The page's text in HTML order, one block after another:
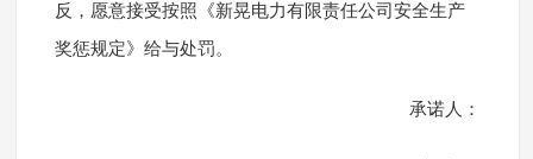
反，愿意接受按照《新晃电力有限责任公司安全生产
奖惩规定》给与处罚。
承诺人：